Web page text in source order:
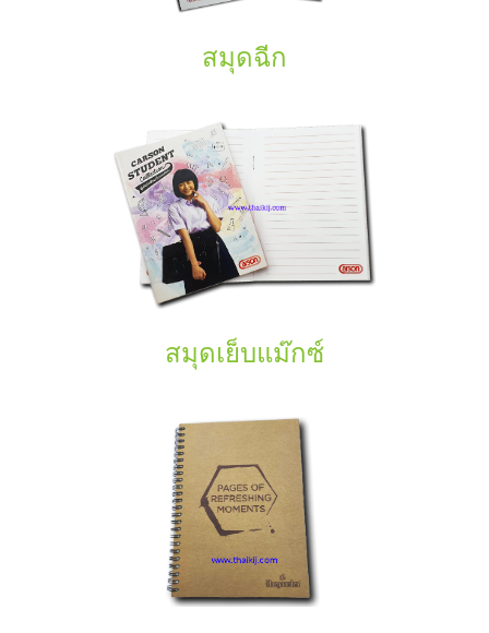
สมุดฉีก
สมุดเย็บแม๊กซ์